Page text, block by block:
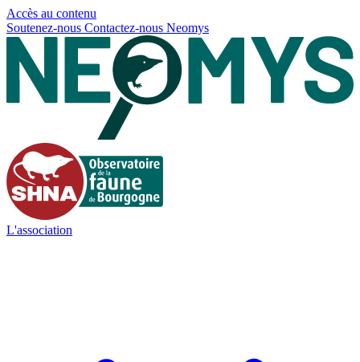
Accès au contenu
Soutenez-nous Contactez-nous Neomys
L'association
Panneau de gestion des cookies